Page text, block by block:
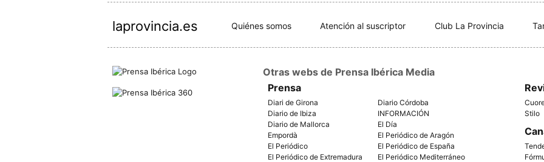
laprovincia.es Quiénes somos Atención al suscriptor Club La Provincia
Otras webs de Prensa Ibérica Media
Prensa
Diari de Girona
Diario Córdoba
Diario de Ibiza
INFORMACIÓN
Diario de Mallorca
El Día
Empordà
El Periódico de Aragón
El Periódico
El Periódico de España
El Periódico de Extremadura
El Periódico Mediterráneo
Stilo